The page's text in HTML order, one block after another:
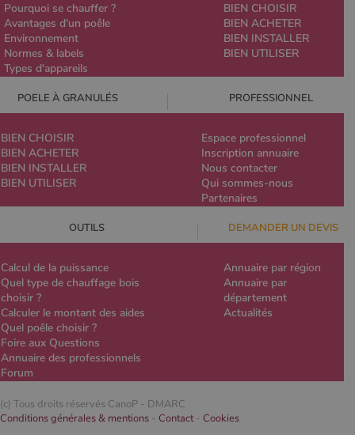
Pourquoi se chauffer ?
Avantages d'un poêle
Environnement
Normes & labels
Types d'appareils
BIEN CHOISIR
BIEN ACHETER
BIEN INSTALLER
BIEN UTILISER
POELE À GRANULÉS PROFESSIONNEL
BIEN CHOISIR
BIEN ACHETER
BIEN INSTALLER
BIEN UTILISER
Espace professionnel
Inscription annuaire
Nous contacter
Qui sommes-nous
Partenaires
OUTILS DEMANDER UN DEVIS
Calcul de la puissance
Quel type de chauffage bois
choisir ?
Calculer le montant des aides
Quel poêle choisir ?
Foire aux Questions
Annuaire des professionnels
Forum
Annuaire par région
Annuaire par
département
Actualités
(c) Tous droits réservés CanoP - DMARC
Conditions générales & mentions - Contact- Cookies